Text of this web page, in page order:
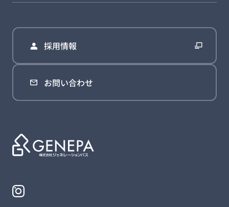
採用情報
お問い合わせ